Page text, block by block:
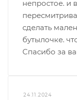
непростое. и
сделать
бутылочке.
Спасибо за
24.11.2024